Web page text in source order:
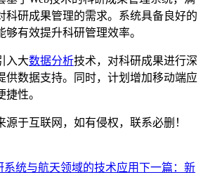
科研成果管理的需求。系统具备良好的
有效提升科研管理效率。
入大数据分析技术，对科研成果进行深
供数据支持。同时，计划增加移动端应
性。
于互联网，如有侵权，联系必删！
系统与航天领域的技术应用下一篇：新